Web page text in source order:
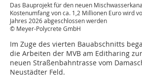
Das Bauprojekt für den neuen
Kostenumfang von ca. 1,2 Millionen Euro wird
Jahres 2026 abgeschlossen werden
© Meyer-Polycrete GmbH
Im Zuge des vierten Bauabschnitts
die Arbeiten der MVB am Editharing
neuen Straßenbahntrasse vom
Neustädter Feld.